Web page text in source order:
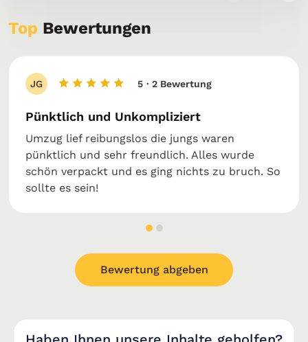
Top Bewertungen
JG 5 · 2 Bewertung
Pünktlich und Unkompliziert
Umzug lief reibungslos die jungs waren
pünktlich und sehr freundlich. Alles wurde
schön verpackt und es ging nichts zu bruch. So
sollte es sein!
Bewertung abgeben